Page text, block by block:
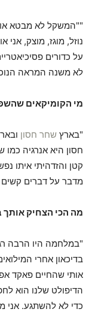
""המשקל לא מבטא
נוזל, מוגז, מוצק,
על כדורים
לא משנה המראה
מי הקומיקאים
"בארץ שחר חסון
חסון היא אנרגיה
קטן והזדהיתי איתו
מדבר על דברים קשים
מה הכי הצחיק
"במלחמה היו הרבה
בדיכאון אחרי
אותי שהחיים פאקד
הדיפולט שלנו הוא
כדי לא להשתגע. אני